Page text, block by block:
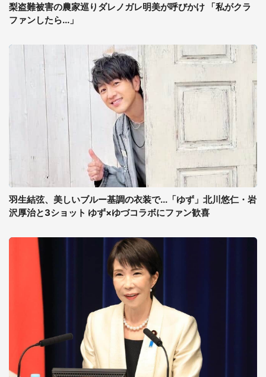
梨盗難被害の農家巡りダレノガレ明美が呼びかけ 「私がクラ
ファンしたら...」
羽生結弦、美しいブルー基調の衣装で...「ゆず」北川悠仁・岩
沢厚治と3ショット ゆず×ゆづコラボにファン歓喜